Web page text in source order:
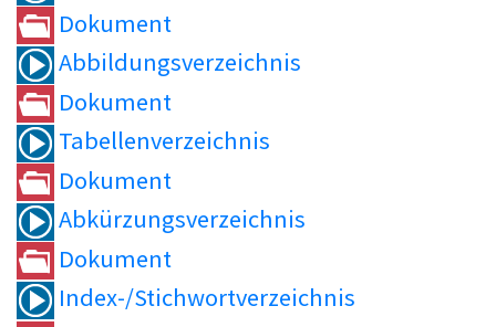
Dokument
Abbildungsverzeichnis
Dokument
Tabellenverzeichnis
Dokument
Abkürzungsverzeichnis
Dokument
Index-/Stichwortverzeichnis